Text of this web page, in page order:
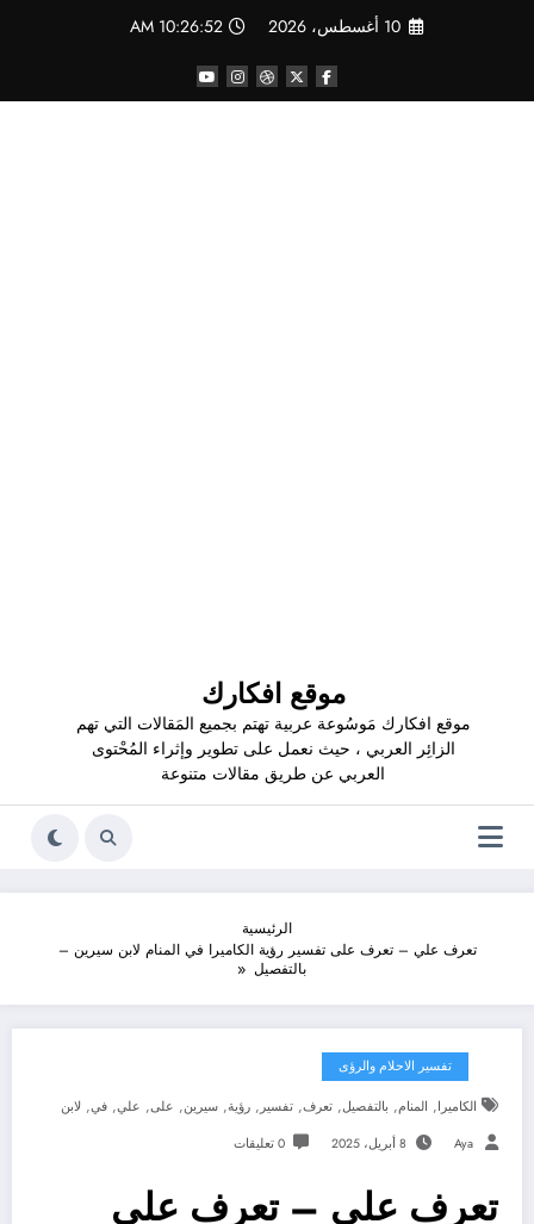
10 أغسطس، 2026 10:26:53 AM
موقع افكارك
موقع افكارك مَوسُوعة عربية تهتم بجميع المَقالات التي تهم
الزائِر العربي ، حيث نعمل على تطوير وإثراء المُحْتوى
العربي عن طريق مقالات متنوعة
الرئيسية
تعرف علي – تعرف على تفسير رؤية الكاميرا في المنام لابن سيرين –
بالتفصيل
تفسير الاحلام والرؤى
الكاميرا, المنام, بالتفصيل, تعرف, تفسير , رؤية, سيرين, على, علي, في, لابن
Aya 8 أبريل، 2025 0 تعليقات
تعرف علي – تعرف على